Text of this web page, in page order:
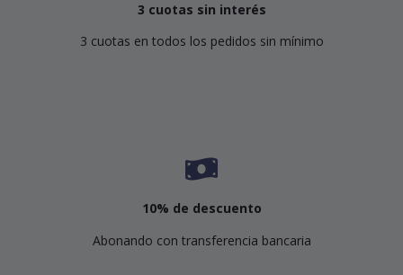
3 cuotas sin interés
3 cuotas en todos los pedidos sin mínimo
10% de descuento
Abonando con transferencia bancaria